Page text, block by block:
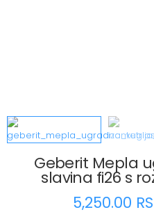
Geberit Mepla
slavina fi26 s
5,250.00